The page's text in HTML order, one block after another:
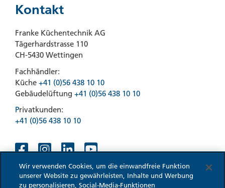
Kontakt
Franke Küchentechnik AG
Tägerhardstrasse 110
CH-5430 Wettingen
Fachhändler:
Küche +41 (0)56 438 10 10
Gebäudelüftung +41 (0)56 438 10 10
Privatkunden:
+41 (0)56 438 10 10
Wir verwenden Cookies, um die einwandfreie Funktion
unserer Website zu gewährleisten, Inhalte und Werbung
zu personalisieren, Social-Media-Funktionen